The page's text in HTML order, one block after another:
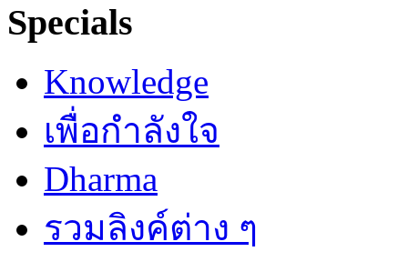
Specials
Knowledge
เพื่อกำลังใจ
Dharma
รวมลิงค์ต่าง ๆ